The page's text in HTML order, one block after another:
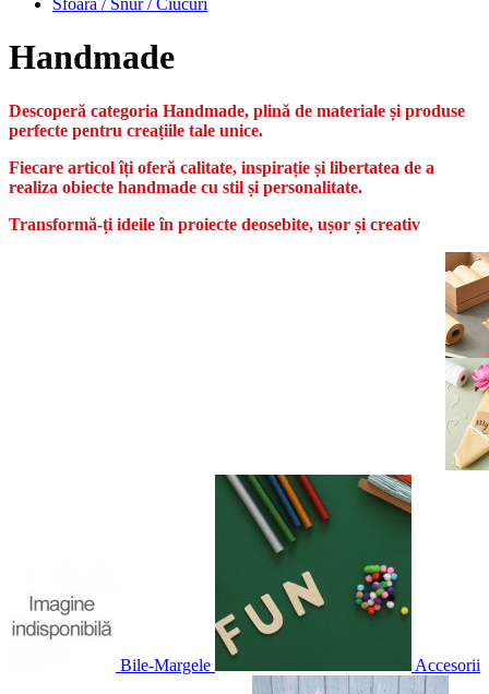
Sfoara / Snur / Ciucuri
Handmade
Descoperă categoria Handmade, plină de materiale și produse
perfecte pentru creațiile tale unice.
Fiecare articol îți oferă calitate, inspirație și libertatea de a
realiza obiecte handmade cu stil și personalitate.
Transformă-ți ideile în proiecte deosebite, ușor și creativ
Bile-Margele Accesorii